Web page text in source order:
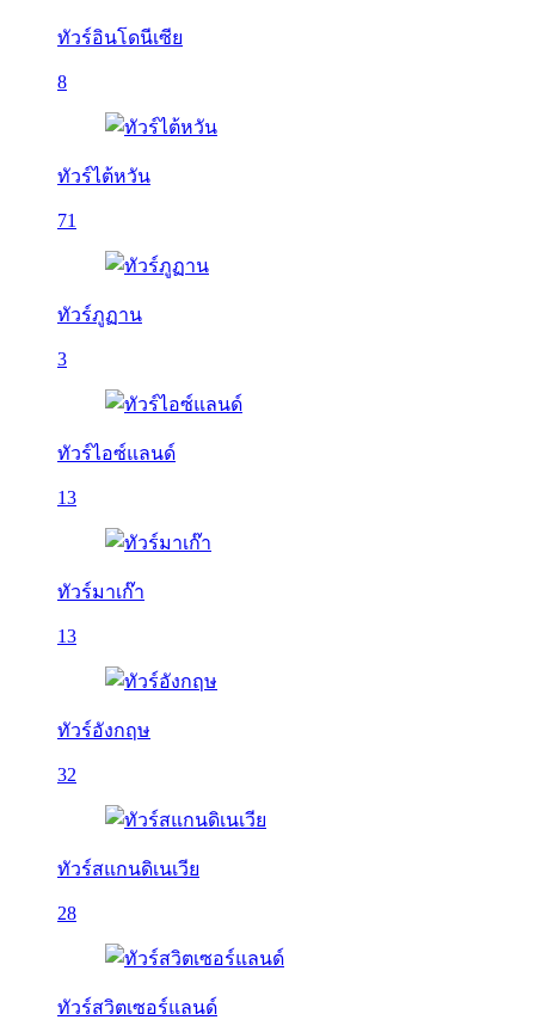
ทัวร์อินโดนีเซีย
8
ทัวร์ไต้หวัน
71
ทัวร์ภูฏาน
3
ทัวร์ไอซ์แลนด์
13
ทัวร์มาเก๊า
13
ทัวร์อังกฤษ
32
ทัวร์สแกนดิเนเวีย
28
ทัวร์สวิตเซอร์แลนด์